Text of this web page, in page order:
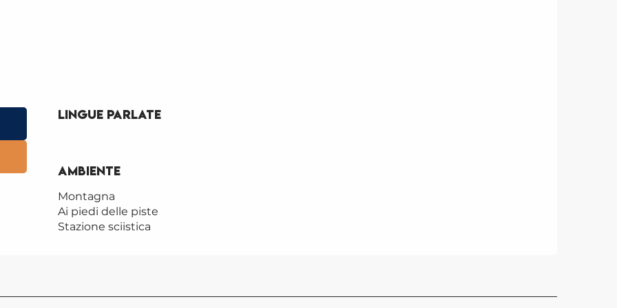
Lingue parlate
Lingue parlate
Ambiente
Ambiente
Montagna
Ai piedi delle piste
Stazione sciistica